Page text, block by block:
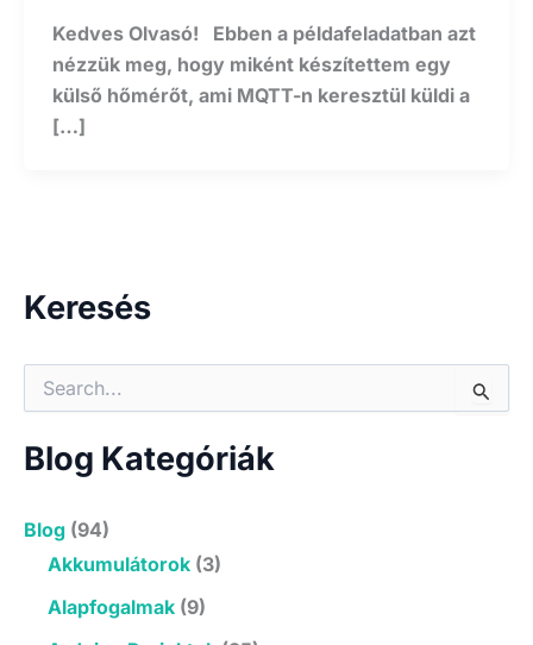
Kedves Olvasó! Ebben a példafeladatban azt
nézzük meg, hogy miként készítettem egy
külső hőmérőt, ami MQTT-n keresztül küldi a
[…]
Keresés
r
c
o
Blog Kategóriák
Blog (94)
Akkumulátorok (3)
Alapfogalmak (9)